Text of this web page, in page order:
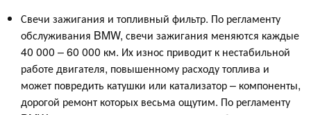
Свечи зажигания и топливный фильтр. По регламенту
обслуживания BMW, свечи зажигания меняются каждые
40 000 – 60 000 км. Их износ приводит к нестабильной
работе двигателя, повышенному расходу топлива и
может повредить катушки или катализатор – компоненты,
дорогой ремонт которых весьма ощутим. По регламенту